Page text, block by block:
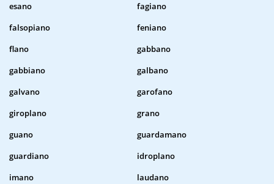
esano
fagiano
falsopiano
feniano
flano
gabbano
gabbiano
galbano
galvano
garofano
giroplano
grano
guano
guardamano
guardiano
idroplano
imano
laudano